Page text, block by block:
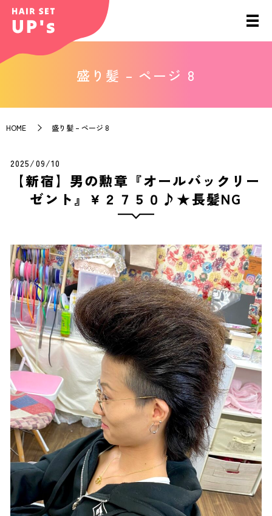
盛り髪 – ページ 8
HOME 盛り髪 – ページ 8
2025/09/10
【新宿】男の勲章『オールバックリー
ゼント』￥２７５０♪★長髪NG